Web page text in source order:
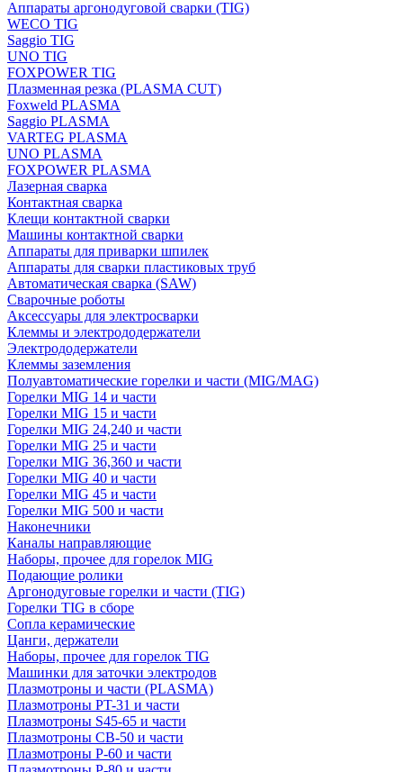
Аппараты аргонодуговой сварки (TIG)
WECO TIG
Saggio TIG
UNO TIG
FOXPOWER TIG
Плазменная резка (PLASMA CUT)
Foxweld PLASMA
Saggio PLASMA
VARTEG PLASMA
UNO PLASMA
FOXPOWER PLASMA
Лазерная сварка
Контактная сварка
Клещи контактной сварки
Машины контактной сварки
Аппараты для приварки шпилек
Аппараты для сварки пластиковых труб
Автоматическая сварка (SAW)
Сварочные роботы
Аксессуары для электросварки
Клеммы и электрододержатели
Электрододержатели
Клеммы заземления
Полуавтоматические горелки и части (MIG/MAG)
Горелки MIG 14 и части
Горелки MIG 15 и части
Горелки MIG 24,240 и части
Горелки MIG 25 и части
Горелки MIG 36,360 и части
Горелки MIG 40 и части
Горелки MIG 45 и части
Горелки MIG 500 и части
Наконечники
Каналы направляющие
Наборы, прочее для горелок MIG
Подающие ролики
Аргонодуговые горелки и части (TIG)
Горелки TIG в сборе
Сопла керамические
Цанги, держатели
Наборы, прочее для горелок TIG
Машинки для заточки электродов
Плазмотроны и части (PLASMA)
Плазмотроны PT-31 и части
Плазмотроны S45-65 и части
Плазмотроны CB-50 и части
Плазмотроны Р-60 и части